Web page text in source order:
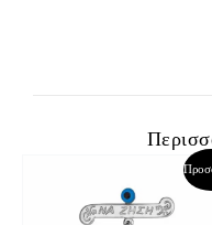
Original
was:
140,00€.
Η